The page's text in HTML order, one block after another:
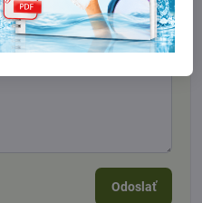
Odoslať